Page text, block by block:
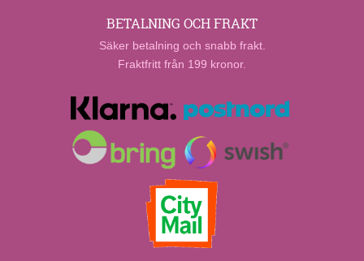
BETALNING OCH FRAKT
Säker betalning och snabb frakt.
Fraktfritt från 199 kronor.